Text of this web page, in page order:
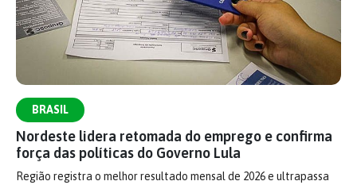
BRASIL
Nordeste lidera retomada do emprego e confirma
força das políticas do Governo Lula
Região registra o melhor resultado mensal de 2026 e ultrapassa